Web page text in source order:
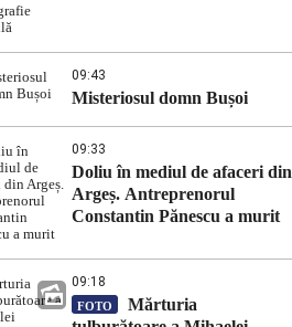
09:43
Misteriosul domn Bușoi
09:33
Doliu în mediul de afaceri din
Argeș. Antreprenorul
Constantin Pănescu a murit
09:18
FOTO
Mărturia